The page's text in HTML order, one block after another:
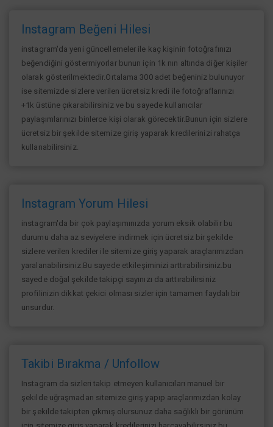
Instagram Beğeni Hilesi
instagram'da yeni güncellemeler ile kaç kişinin fotoğrafınızı
beğendiğini göstermiyorlar bunun için 1k nın altında diğer kişiler
olarak gösterilmektedir.Ortalama 300 adet beğeniniz bulunuyor
ise sitemizde sizlere verilen ücretsiz kredi ile fotoğraflarınızı
+1k üstüne çıkarabilirsiniz ve bu sayede kullanıcılar
paylaşımlarınızı binlerce kişi olarak görecektir.Bunun için sizlere
ücretsiz bir şekilde sitemize giriş yaparak kredilerinizi rahatça
kullanabilirsiniz.
Instagram Yorum Hilesi
instagram'da bir çok paylaşımınızda yorum eksik olabilir bu
durumu daha az seviyelere indirmek için ücretsiz bir şekilde
sizlere verilen krediler ile sitemize giriş yaparak araçlarımızdan
yaralanabilirsiniz.Bu sayede etkileşiminizi arttırabilirsiniz.bu
sayede doğal şekilde takipçi sayınızı da arttırabilirsiniz
profilinizin dikkat çekici olması sizler için tamamen faydalı bir
unsurdur.
Takibi Bırakma / Unfollow
Instagram da sizleri takip etmeyen kullanıcıları manuel bir
şekilde uğraşmadan sitemize giriş yapıp araçlarımızdan kolay
bir şekilde takipten çıkmış olursunuz daha sağlıklı bir görünüm